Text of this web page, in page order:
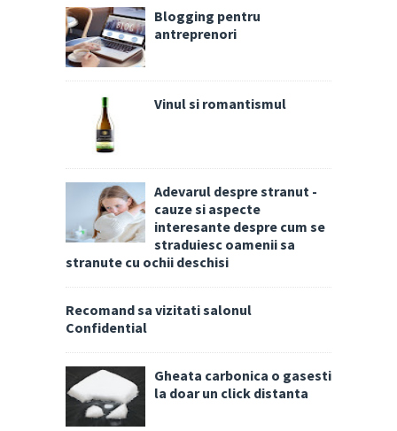
Blogging pentru
antreprenori
Vinul si romantismul
Adevarul despre stranut -
cauze si aspecte
interesante despre cum se
straduiesc oamenii sa
stranute cu ochii deschisi
Recomand sa vizitati salonul
Confidential
Gheata carbonica o gasesti
la doar un click distanta